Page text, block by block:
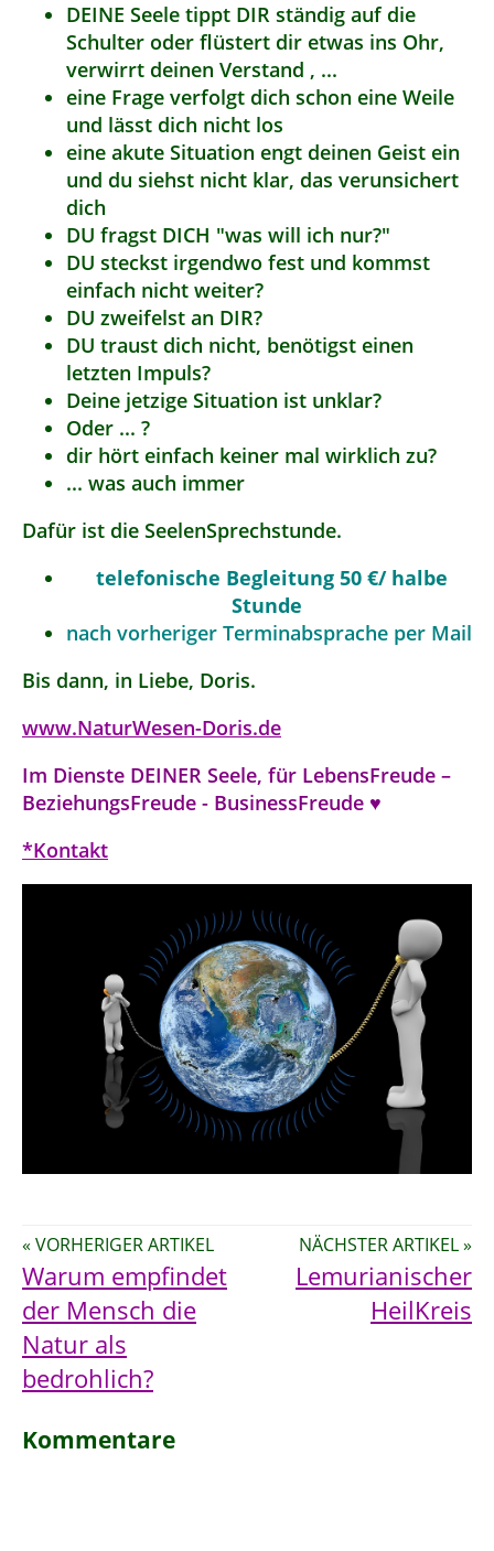
DEINE Seele tippt DIR ständig auf die
Schulter oder flüstert dir etwas ins Ohr,
verwirrt deinen Verstand , ...
eine Frage verfolgt dich schon eine Weile
und lässt dich nicht los
eine akute Situation engt deinen Geist ein
und du siehst nicht klar, das verunsichert
dich
DU fragst DICH "was will ich nur?"
DU steckst irgendwo fest und kommst
einfach nicht weiter?
DU zweifelst an DIR?
DU traust dich nicht, benötigst einen
letzten Impuls?
Deine jetzige Situation ist unklar?
Oder ... ?
dir hört einfach keiner mal wirklich zu?
... was auch immer
Dafür ist die SeelenSprechstunde.
telefonische Begleitung 50 €/ halbe
Stunde
nach vorheriger Terminabsprache per Mail
Bis dann, in Liebe, Doris.
www.NaturWesen-Doris.de
Im Dienste DEINER Seele, für LebensFreude –
BeziehungsFreude - BusinessFreude ♥
*Kontakt
« VORHERIGER ARTIKEL
Warum empfindet
der Mensch die
Natur als
bedrohlich?
NÄCHSTER ARTIKEL »
Lemurianischer
HeilKreis
Kommentare